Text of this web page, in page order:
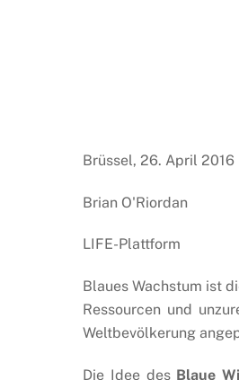
Brüssel, 26. April 2016
Brian O'Riordan
LIFE-Plattform
Blaues Wachstum ist
Ressourcen und
Weltbevölkerung
Die Idee des Blaue